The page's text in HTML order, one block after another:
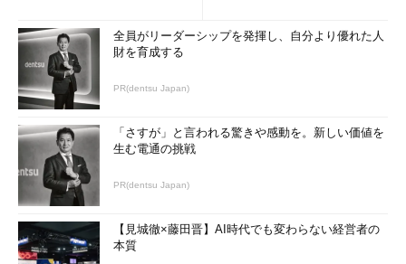
全員がリーダーシップを発揮し、自分より優れた人
財を育成する
PR(dentsu Japan)
「さすが」と言われる驚きや感動を。新しい価値を
生む電通の挑戦
PR(dentsu Japan)
【見城徹×藤田晋】AI時代でも変わらない経営者の
本質